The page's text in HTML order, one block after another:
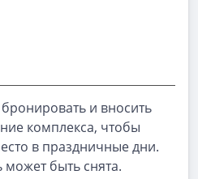
и вносить
комплекса, чтобы
в праздничные дни.
быть снята.